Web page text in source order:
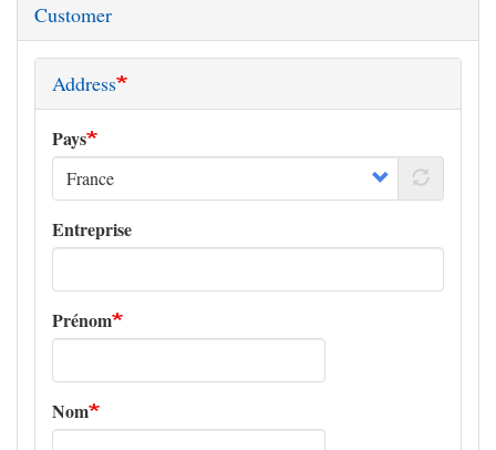
Customer
Address
Pays
Entreprise
Prénom
Nom